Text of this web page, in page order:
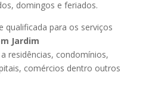
domingos e feriados.
qualificada para os serviços
Jardim
residências, condomínios,
comércios dentro outros